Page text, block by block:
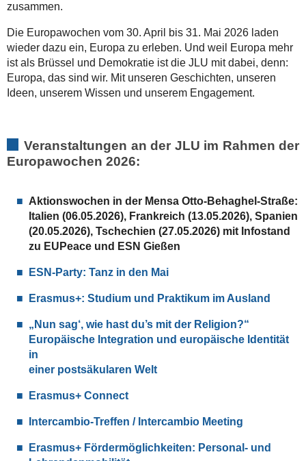
zusammen.
Die Europawochen vom 30. April bis 31. Mai 2026 laden
wieder dazu ein, Europa zu erleben. Und weil Europa mehr
ist als Brüssel und Demokratie ist die JLU mit dabei, denn:
Europa, das sind wir. Mit unseren Geschichten, unseren
Ideen, unserem Wissen und unserem Engagement.
Veranstaltungen an der JLU im Rahmen der
Europawochen 2026:
Aktionswochen in der Mensa Otto-Behaghel-Straße:
Italien (06.05.2026), Frankreich (13.05.2026), Spanien
(20.05.2026), Tschechien (27.05.2026) mit Infostand
zu EUPeace und ESN Gießen
ESN-Party: Tanz in den Mai
Erasmus+: Studium und Praktikum im Ausland
„Nun sag‘, wie hast du’s mit der Religion?“
Europäische Integration und europäische Identität
in
einer postsäkularen Welt
Erasmus+ Connect
Intercambio-Treffen / Intercambio Meeting
Erasmus+ Fördermöglichkeiten: Personal- und